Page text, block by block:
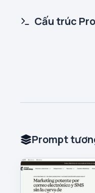
Cấu trúc
Prompt